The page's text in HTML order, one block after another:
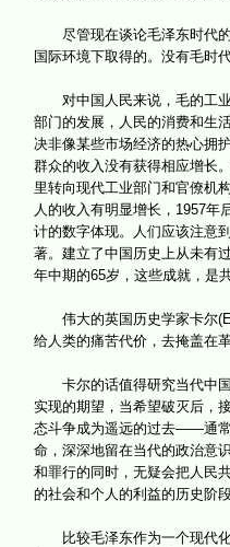
尽管现在谈论毛泽东时代的
国际环境下取得的。没有毛时
对中国人民来说，毛的工业
部门的发展，人民的消费和生
决非像某些市场经济的热心拥
群众的收入没有获得相应增长
里转向现代工业部门和官僚机
人的收入有明显增长，1957年
计的数字体现。人们应该注意
著。建立了中国历史上从未有
年中期的65岁，这些成就，是
伟大的英国历史学家卡尔(E.
给人类的痛苦代价，去掩盖在
卡尔的话值得研究当代中国
实现的期望，当希望破灭后，
态斗争成为遥远的过去——通
命，深深地留在当代的政治意
和罪行的同时，无疑会把人民
的社会和个人的利益的历史阶段
比较毛泽东作为一个现代化